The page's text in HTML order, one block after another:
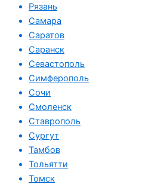
Рязань
Самара
Саратов
Саранск
Севастополь
Симферополь
Сочи
Смоленск
Ставрополь
Сургут
Тамбов
Тольятти
Томск